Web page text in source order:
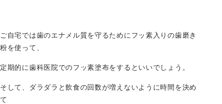
ご自宅では歯のエナメル質を守るためにフッ素入りの歯磨き
粉を使って、
定期的に歯科医院でのフッ素塗布をするといいでしょう。
そして、ダラダラと飲食の回数が増えないように時間を決め
て